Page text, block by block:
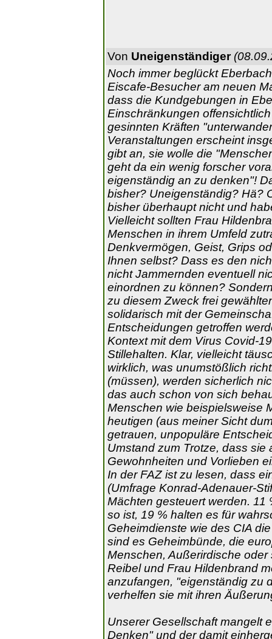
Von Uneigenständiger
Noch immer beglückt
Eiscafe-Besucher am neuen
dass die Kundgebungen in
Einschränkungen
gesinnten Kräften
Veranstaltungen erscheint
gibt an, sie wolle die
geht da ein wenig forscher
eigenständig an zu denken"!
bisher? Uneigenständig? Hä?
bisher überhaupt nicht und
Vielleicht sollten Frau
Menschen in ihrem Umfeld
Denkvermögen, Geist, Grips
Ihnen selbst? Dass es den
nicht Jammernden eventuell
einordnen zu können?
zu diesem Zweck frei
solidarisch mit der
Entscheidungen getroffen
Kontext mit dem Virus Covid-
Stillehalten. Klar, vielleicht
wirklich, was unumstößlich
(müssen), werden sicherlich
das auch schon von sich
Menschen wie beispielsweise
heutigen (aus meiner Sicht
getrauen, unpopuläre
Umstand zum Trotze, dass
Gewohnheiten und Vorlieben
In der FAZ ist zu lesen, dass
(Umfrage Konrad-Adenauer-
Mächten gesteuert werden. 11
so ist, 19 % halten es für
Geheimdienste wie des CIA
sind es Geheimbünde, die
Menschen, Außerirdische
Reibel und Frau Hildenbrand
anzufangen, "eigenständig zu
verhelfen sie mit ihren
Unserer Gesellschaft mangelt
Denken" und der damit